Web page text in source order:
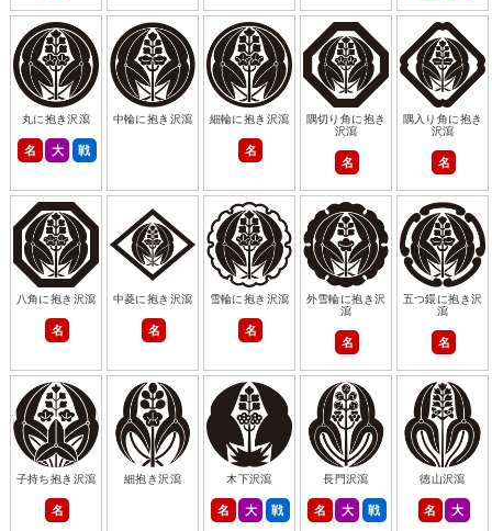
丸に抱き沢瀉
名 大 戦
中輪に抱き沢瀉 細輪に抱き沢瀉
名
隅切り角に抱き
沢瀉
名
隅入り角に抱き
沢瀉
名
八角に抱き沢瀉
名
中菱に抱き沢瀉
名
雪輪に抱き沢瀉
名
外雪輪に抱き沢
瀉
名
五つ鐶に抱き沢
瀉
名
子持ち抱き沢瀉
名
細抱き沢瀉 木下沢瀉
名 大 戦
長門沢瀉
名 大 戦
徳山沢瀉
名 大